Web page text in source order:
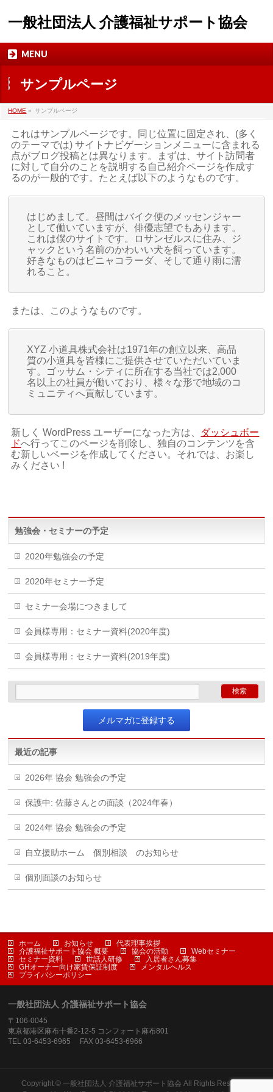
一般社団法人 介護福祉サポート協会
MENU
サンプルページ
HOME » サンプルページ
これはサンプルページです。同じ位置に固定され、(多く
のテーマでは) サイトナビゲーションメニューに含まれる
点がブログ投稿とは異なります。まずは、サイト訪問者
に対して自分のことを説明する自己紹介ページを作成す
るのが一般的です。たとえば以下のようなものです。
はじめまして。昼間はバイク便のメッセンジャー
として働いていますが、俳優志望でもあります。
これは僕のサイトです。ロサンゼルスに住み、ジ
ャックという名前のかわいい犬を飼っています。
好きなものはピニャコラーダ、そして通り雨に濡
れること。
または、このようなものです。
XYZ 小道具株式会社は1971年の創立以来、高品
質の小道具を皆様にご提供させていただいていま
す。ゴッサム・シティに所在する当社では2,000
名以上の社員が働いており、様々な形で地域のコ
ミュニティへ貢献しています。
新しく WordPress ユーザーになった方は、 ダッシュボー
ドへ行ってこのページを削除し、独自のコンテンツを含
む新しいページを作成してください。それでは、お楽し
みください !
勉強会・セミナーの予定
2020年勉強会の予定
2020年セミナー予定
セミナー会場につきまして
会員様専用：セミナー資料(2020年度)
会員様専用：セミナー資料(2019年度)
メルマガに登録する
最近の記事
2026年 協会 勉強会の予定
保護中: 佐藤さんとの面談（2024年春）
2024年 協会 勉強会の予定
自立援助ホーム 個別相談 のお知らせ
個別面談のお知らせ
ホーム お知らせ
代表理事挨拶
介護福祉サポート協会 概要
協会の活動
Webセミナー
セミナー資料
世話人研修
入居者さん募集
GHオーナー向け家賃保証制度
メンタルヘルス
プライバシーポリシー
一般社団法人 介護福祉サポート協会
〒106-0045
東京都港区麻布十番2-12-5 コンフォート麻布801
TEL 03-6453-6965 FAX 03-6453-6966
Copyright ©一般社団法人 介護福祉サポート協会 All Rights Reserved.